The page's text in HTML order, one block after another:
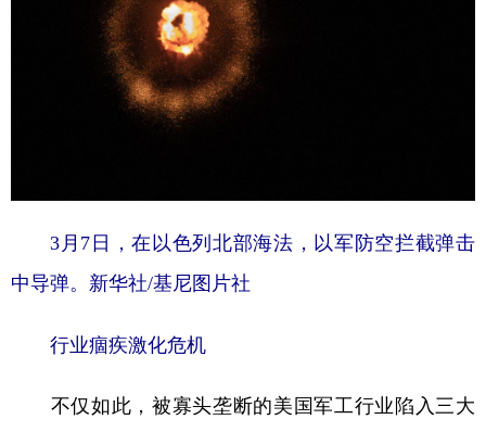
3月7日，在以色列北部海法，以军防空拦截弹击
中导弹。新华社/基尼图片社
行业痼疾激化危机
不仅如此，被寡头垄断的美国军工行业陷入三大